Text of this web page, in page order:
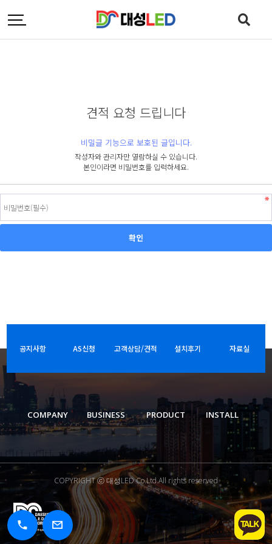
견적 요청 드립니다
비밀글 기능으로 보호된 글입니다.
작성자와 관리자만 열람하실 수 있습니다.
본인이라면 비밀번호를 입력하세요.
공지사항 AS신청 고객상담/견적 설치후기 자료실
COMPANY BUSINESS PRODUCT INSTALL
COPYRIGHT ⓒ 대성LED Co.Ltd.All rights reserved